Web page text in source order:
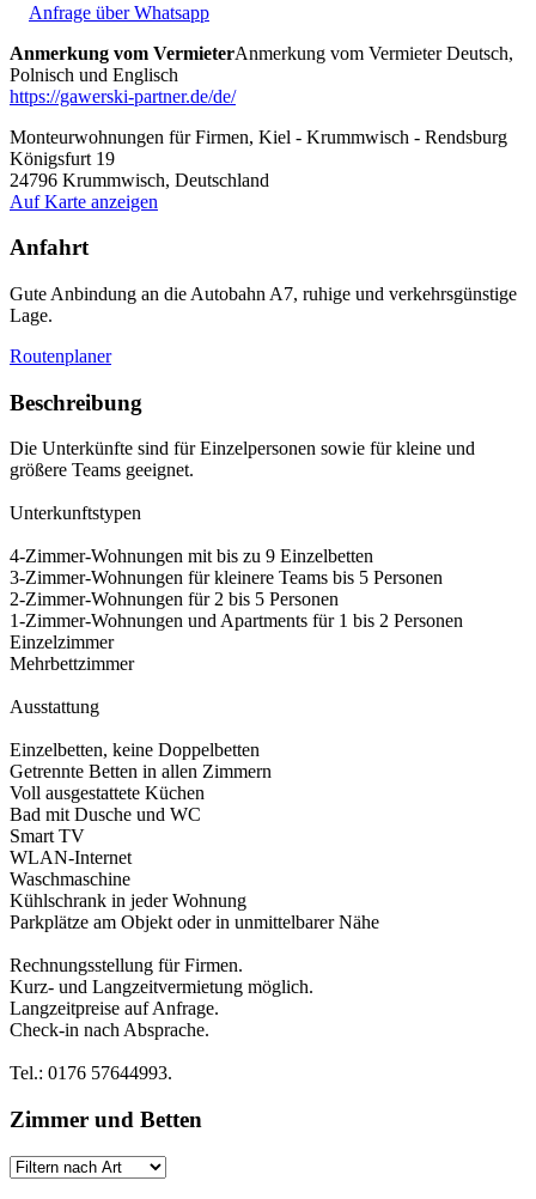
Anfrage über Whatsapp
Anmerkung vom VermieterAnmerkung vom Vermieter Deutsch,
Polnisch und Englisch
https://gawerski-partner.de/de/
Monteurwohnungen für Firmen, Kiel - Krummwisch - Rendsburg
Königsfurt 19
24796 Krummwisch, Deutschland
Auf Karte anzeigen
Anfahrt
Gute Anbindung an die Autobahn A7, ruhige und verkehrsgünstige
Lage.
Routenplaner
Beschreibung
Die Unterkünfte sind für Einzelpersonen sowie für kleine und
größere Teams geeignet.
Unterkunftstypen
4-Zimmer-Wohnungen mit bis zu 9 Einzelbetten
3-Zimmer-Wohnungen für kleinere Teams bis 5 Personen
2-Zimmer-Wohnungen für 2 bis 5 Personen
1-Zimmer-Wohnungen und Apartments für 1 bis 2 Personen
Einzelzimmer
Mehrbettzimmer
Ausstattung
Einzelbetten, keine Doppelbetten
Getrennte Betten in allen Zimmern
Voll ausgestattete Küchen
Bad mit Dusche und WC
Smart TV
WLAN-Internet
Waschmaschine
Kühlschrank in jeder Wohnung
Parkplätze am Objekt oder in unmittelbarer Nähe
Rechnungsstellung für Firmen.
Kurz- und Langzeitvermietung möglich.
Langzeitpreise auf Anfrage.
Check-in nach Absprache.
Tel.: 0176 57644993.
Zimmer und Betten